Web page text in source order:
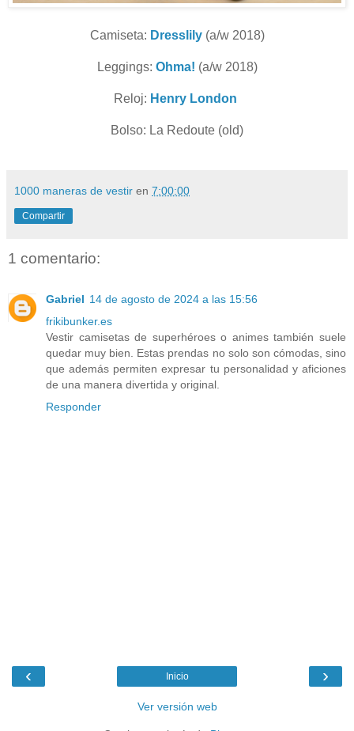
Camiseta: Dresslily(a/w 2018)
Leggings: Ohma! (a/w 2018)
Reloj: Henry London
Bolso: La Redoute (old)
1000 maneras de vestir en 7:00:00
Compartir
1 comentario:
Gabriel 14 de agosto de 2024 a las 15:56
frikibunker.es
Vestir camisetas de superhéroes o animes también suele
quedar muy bien. Estas prendas no solo son cómodas, sino
que además permiten expresar tu personalidad y aficiones
de una manera divertida y original.
Responder
‹ ›
Inicio
Ver versión web